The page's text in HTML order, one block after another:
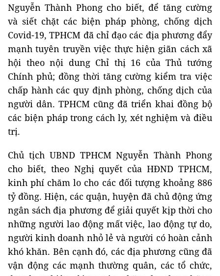
Nguyễn Thành Phong cho biết, để tăng cường
và siết chặt các biện pháp phòng, chống dịch
Covid-19, TPHCM đã chỉ đạo các địa phương đẩy
mạnh tuyên truyền việc thực hiện giãn cách xã
hội theo nội dung Chỉ thị 16 của Thủ tướng
Chính phủ; đồng thời tăng cường kiểm tra việc
chấp hành các quy định phòng, chống dịch của
người dân. TPHCM cũng đã triển khai đồng bộ
các biện pháp trong cách ly, xét nghiệm và điều
trị.
Chủ tịch UBND TPHCM Nguyễn Thành Phong
cho biết, theo Nghị quyết của HĐND TPHCM,
kinh phí chăm lo cho các đối tượng khoảng 886
tỷ đồng. Hiện, các quận, huyện đã chủ động ứng
ngân sách địa phương để giải quyết kịp thời cho
những người lao động mất việc, lao động tự do,
người kinh doanh nhỏ lẻ và người có hoàn cảnh
khó khăn. Bên cạnh đó, các địa phương cũng đã
vận động các mạnh thường quân, các tổ chức,